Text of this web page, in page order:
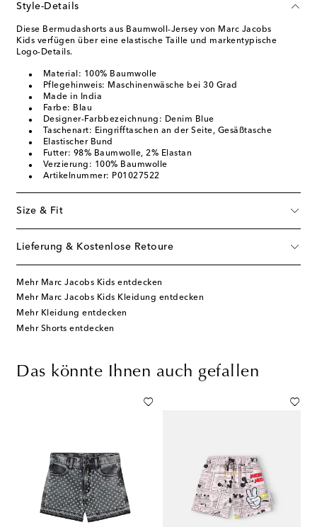
Style-Details
Diese Bermudashorts aus Baumwoll-Jersey von Marc Jacobs
Kids verfügen über eine elastische Taille und markentypische
Logo-Details.
Material: 100% Baumwolle
Pflegehinweis: Maschinenwäsche bei 30 Grad
Made in India
Farbe: Blau
Designer-Farbbezeichnung: Denim Blue
Taschenart: Eingrifftaschen an der Seite, Gesäßtasche
Elastischer Bund
Futter: 98% Baumwolle, 2% Elastan
Verzierung: 100% Baumwolle
Artikelnummer: P01027522
Size & Fit
Lieferung & Kostenlose Retoure
Mehr Marc Jacobs Kids entdecken
Mehr Marc Jacobs Kids Kleidung entdecken
Mehr Kleidung entdecken
Mehr Shorts entdecken
Das könnte Ihnen auch gefallen